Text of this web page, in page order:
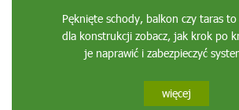
Pęknięte schody, balkon czy taras
dla konstrukcji zobacz, jak krok po
je naprawić i zabezpieczyć
więcej